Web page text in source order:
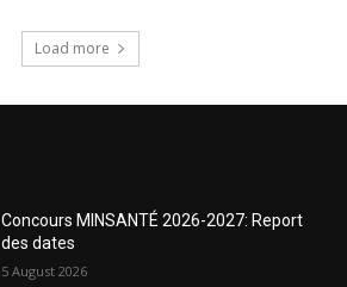
Load more
Concours MINSANTÉ 2026-2027: Report
des dates
5 August 2026